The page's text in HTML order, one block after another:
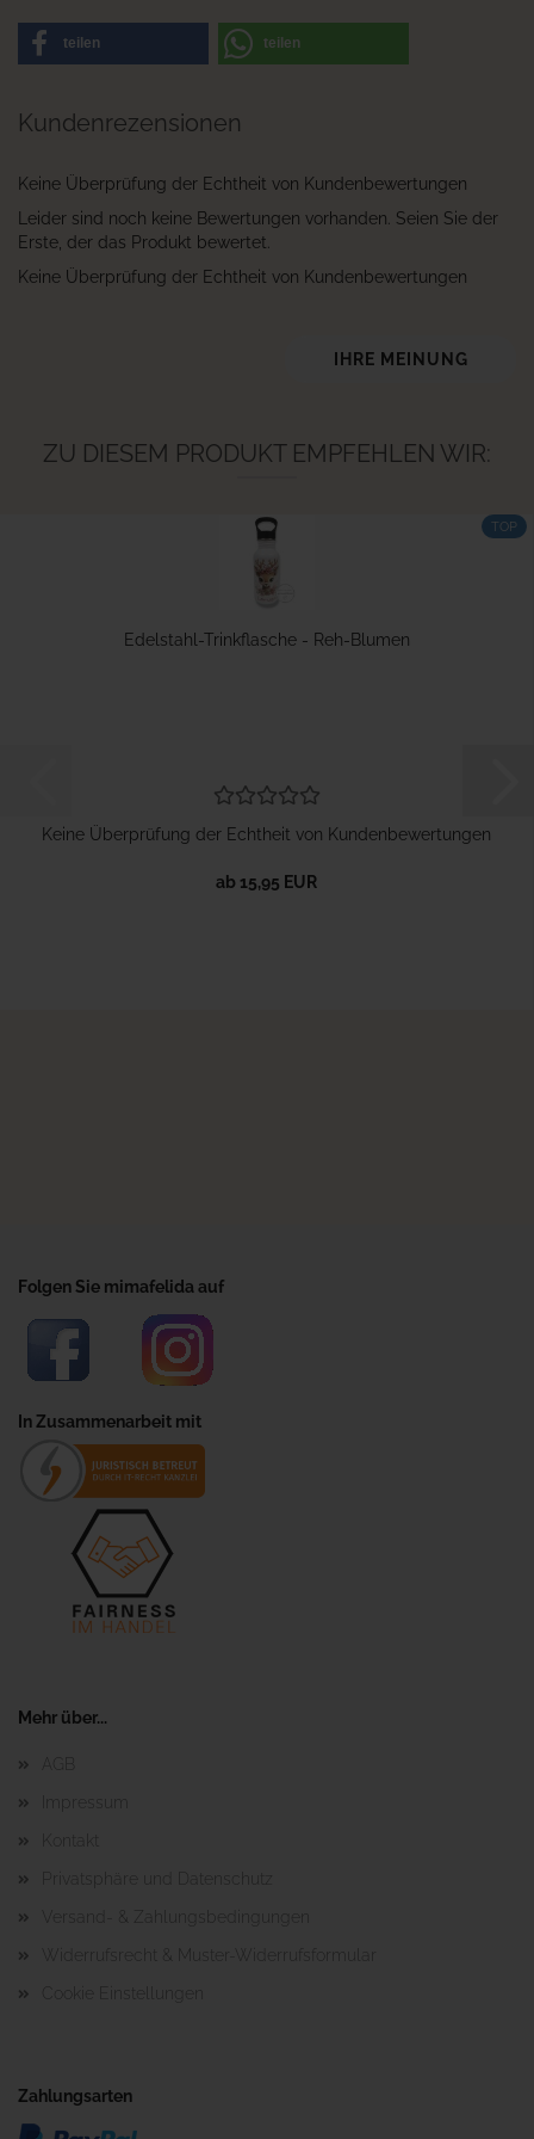
teilen teilen
Kundenrezensionen
Keine Überprüfung der Echtheit von Kundenbewertungen
Leider sind noch keine Bewertungen vorhanden. Seien Sie der
Erste, der das Produkt bewertet.
Keine Überprüfung der Echtheit von Kundenbewertungen
IHRE MEINUNG
ZU DIESEM PRODUKT EMPFEHLEN WIR:
TOP
Edelstahl-Trinkflasche - Reh-Blumen
Keine Überprüfung der Echtheit von Kundenbewertungen
ab 15,95 EUR
Folgen Sie mimafelida auf
In Zusammenarbeit mit
Mehr über...
Impressum
Kontakt
Privatsphäre und Datenschutz
Versand- & Zahlungsbedingungen
Widerrufsrecht & Muster-Widerrufsformular
Cookie Einstellungen
Zahlungsarten